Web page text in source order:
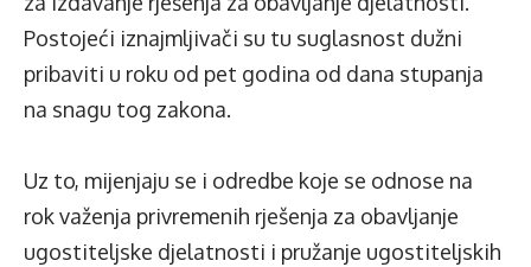
Postojeći iznajmljivači su tu suglasnost dužni
pribaviti u roku od pet godina od dana stupanja
na snagu tog zakona.
Uz to, mijenjaju se i odredbe koje se odnose na
rok važenja privremenih rješenja za obavljanje
ugostiteljske djelatnosti i pružanje ugostiteljskih